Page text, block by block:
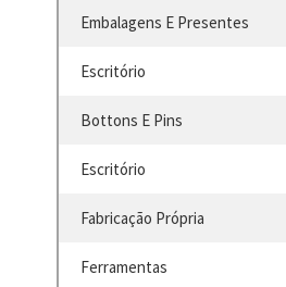
Embalagens E Presentes
Escritório
Bottons E Pins
Escritório
Fabricação Própria
Ferramentas